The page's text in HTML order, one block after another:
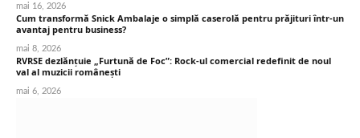
mai 16, 2026
Cum transformă Snick Ambalaje o simplă caserolă pentru prăjituri într-un
avantaj pentru business?
mai 8, 2026
RVRSE dezlănțuie „Furtună de Foc”: Rock-ul comercial redefinit de noul
val al muzicii românești
mai 6, 2026